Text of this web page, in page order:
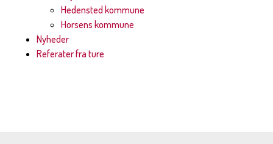
Hedensted kommune
Horsens kommune
Nyheder
Referater fra ture